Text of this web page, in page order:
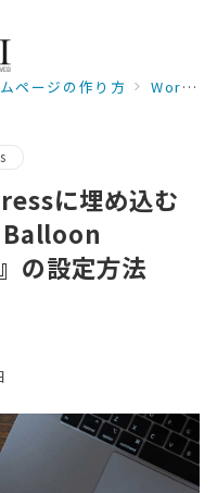
ページの作り方 WordPress
に埋め込む
Balloon
の設定方法